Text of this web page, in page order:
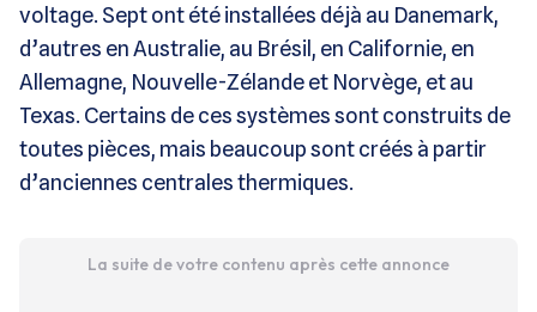
voltage. Sept ont été installées déjà au Danemark,
d’autres en Australie, au Brésil, en Californie, en
Allemagne, Nouvelle-Zélande et Norvège, et au
Texas. Certains de ces systèmes sont construits de
toutes pièces, mais beaucoup sont créés à partir
d’anciennes centrales thermiques.
La suite de votre contenu après cette annonce